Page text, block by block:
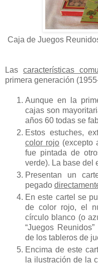
Caja de Juegos
Las características
primera generación (
Aunque en la
cajas son
años 60 todas se
Estos estuches,
color rojo (excepto
fue pintada de
verde). La base del
Presentan un
pegado
En este cartel se
de color rojo, el
círculo blanco (o
“Juegos
de los tableros de
Encima de este
la ilustración de la